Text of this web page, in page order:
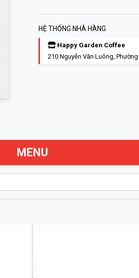
HỆ THỐNG NHÀ HÀNG
Happy Garden Coffee
210 Nguyễn Văn Luông, Phường
MENU